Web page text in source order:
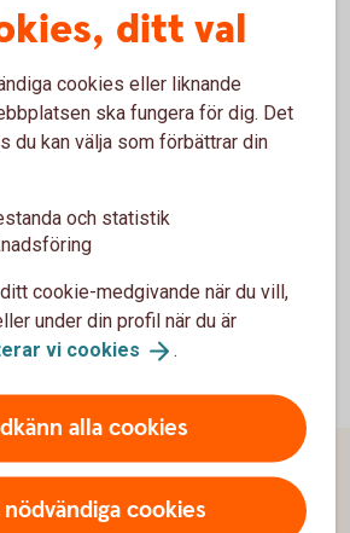
Tillanmälan
ditt val
cookies eller liknande
ska fungera för dig. Det
du kan välja som förbättrar din
och statistik
cookie-medgivande när du vill,
under din profil när du är
vi cookies .
alla cookies
nödvändiga cookies